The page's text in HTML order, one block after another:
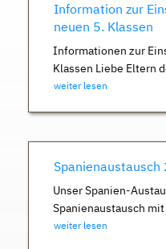
Information zur
neuen 5. Klassen
Informationen zur
Klassen Liebe Eltern
weiter lesen
Spanienaustausch
Unser Spanien-
Spanienaustausch
weiter lesen